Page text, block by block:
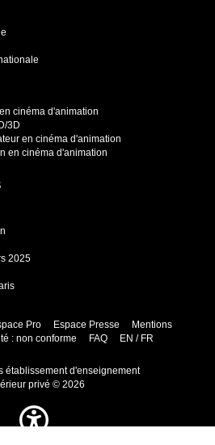
cinéma d'animation
3D
en cinéma d'animation
en cinéma d'animation
2025
Pro Espace Presse
Mentions
: non conforme FAQ EN / FR
établissement d'enseignement
privé © 2026